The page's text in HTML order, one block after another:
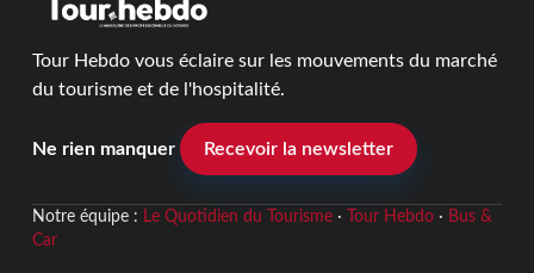
Tour Hebdo vous éclaire sur les mouvements du marché
du tourisme et de l'hospitalité.
Ne rien manquer Recevoir la newsletter
Notre équipe : Le Quotidien du Tourisme· Tour Hebdo· Bus &
Car